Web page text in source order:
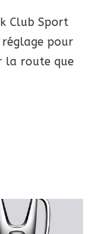
Club Sport
pour
la route que